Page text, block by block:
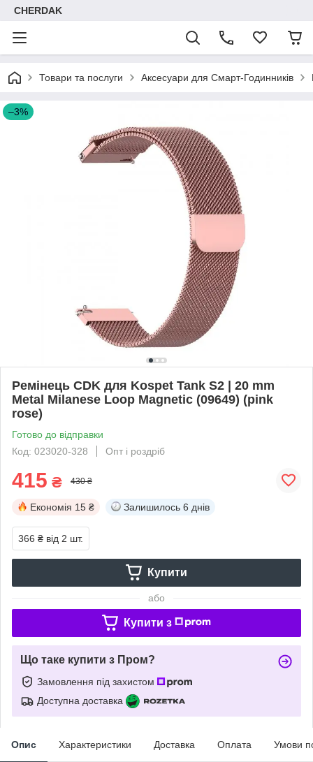
CHERDAK
Товари та послуги Аксесуари для Смарт-Годинників
–3%
Ремінець CDK для Kospet Tank S2 | 20 mm
Metal Milanese Loop Magnetic (09649) (pink
rose)
Готово до відправки
Код: 023020-328
Опт і роздріб
415 ₴ 430 ₴
Економія 15 ₴ Залишилось 6 днів
366 ₴ від 2 шт.
Купити
або
Купити з
Що таке купити з Пром?
Замовлення під захистом
Доступна доставка
Опис Характеристики Доставка Оплата Умови